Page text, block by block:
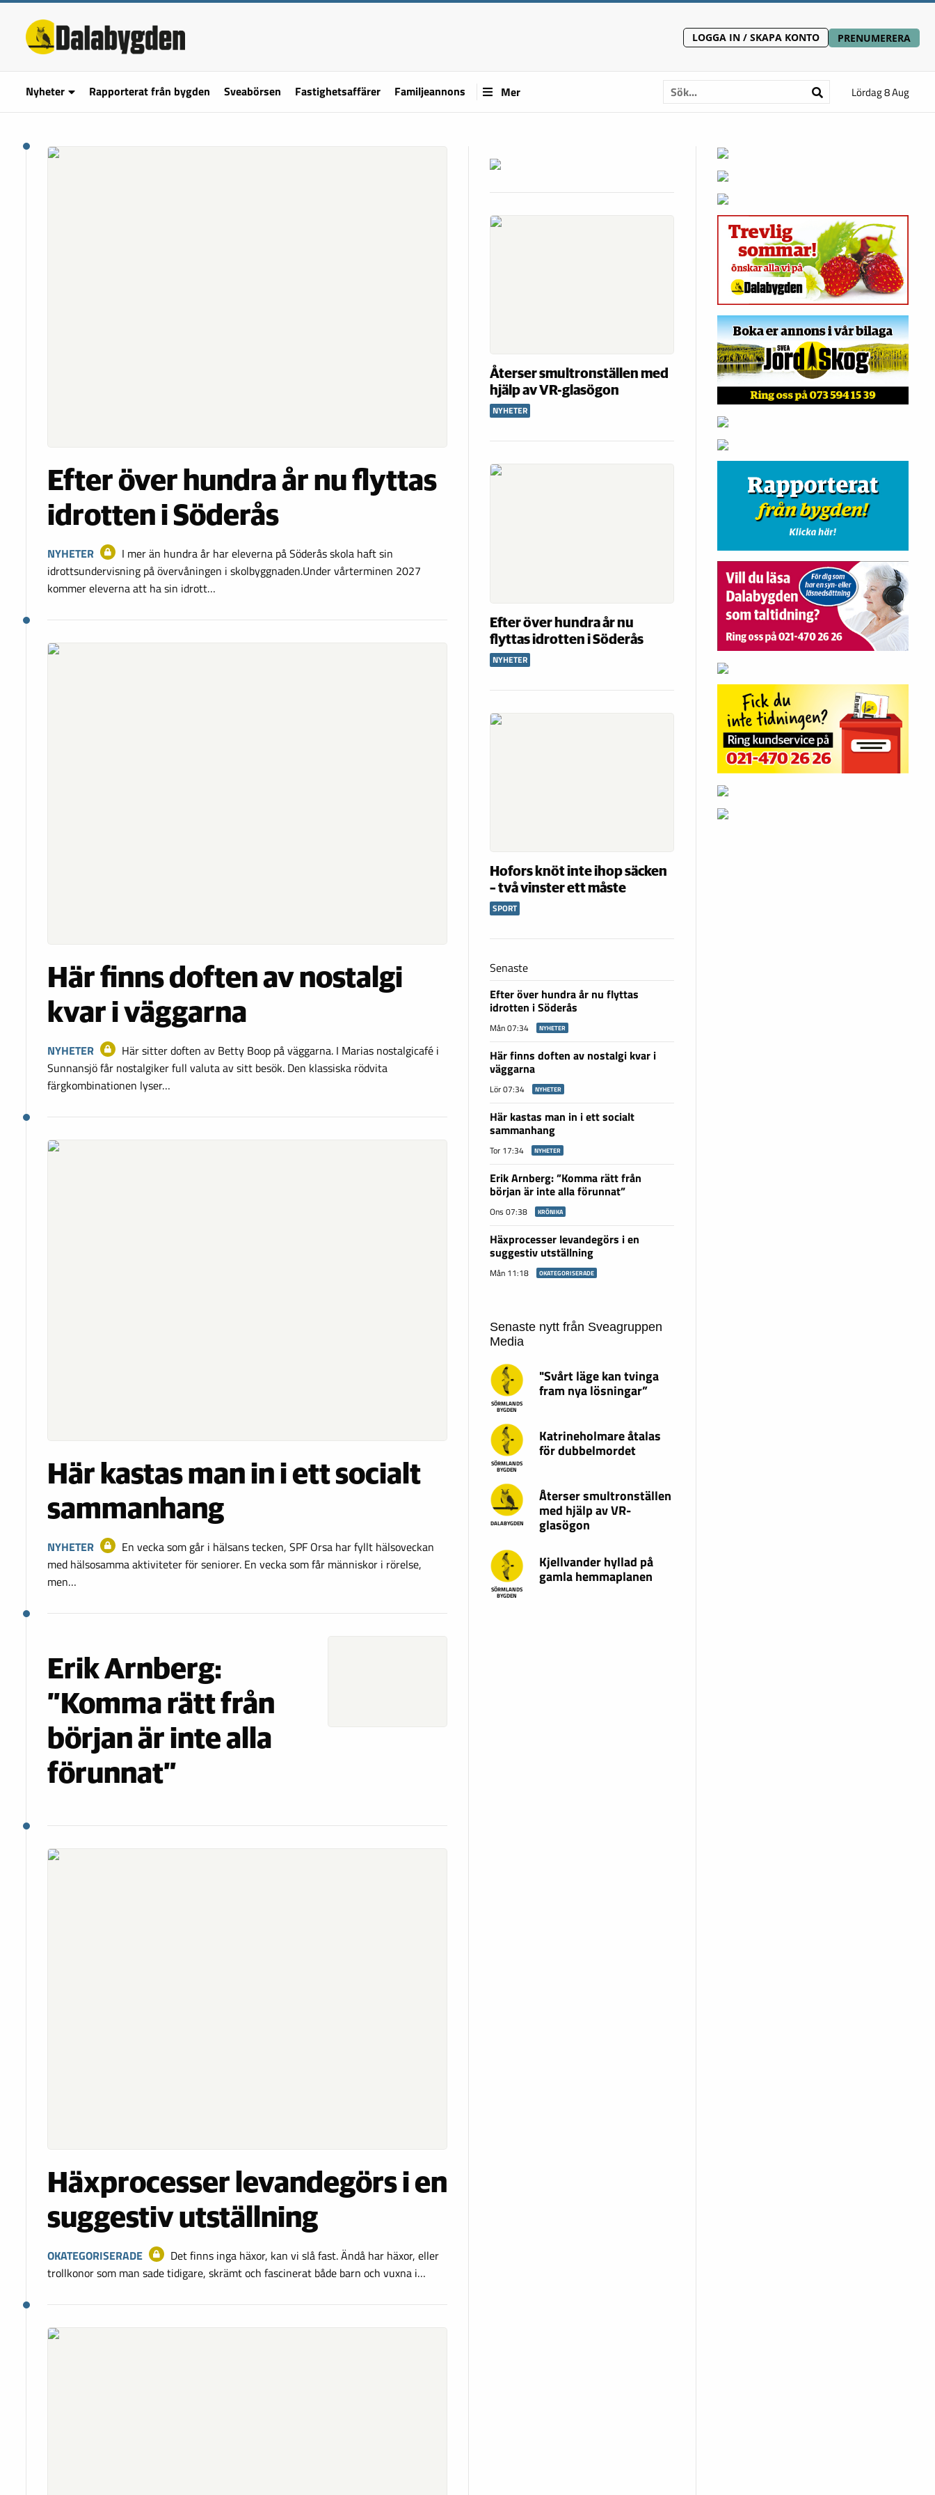
LOGGA IN / SKAPA KONTO PRENUMERERA
Nyheter Rapporterat från bygden Sveabörsen Fastighetsaffärer Familjeannons Mer Lördag 8 Aug
Efter över hundra år nu flyttas
idrotten i Söderås
NYHETER
I mer än hundra år har eleverna på Söderås skola haft sin
idrottsundervisning på övervåningen i skolbyggnaden.Under vårterminen 2027
kommer eleverna att ha sin idrott…
Här finns doften av nostalgi
kvar i väggarna
NYHETER
Här sitter doften av Betty Boop på väggarna. I Marias nostalgicafé i
Sunnansjö får nostalgiker full valuta av sitt besök. Den klassiska rödvita
färgkombinationen lyser…
Här kastas man in i ett socialt
sammanhang
NYHETER
En vecka som går i hälsans tecken, SPF Orsa har fyllt hälsoveckan
med hälsosamma aktiviteter för seniorer. En vecka som får människor i rörelse,
men…
Erik Arnberg:
”Komma rätt från
början är inte alla
förunnat”
Häxprocesser levandegörs i en
suggestiv utställning
OKATEGORISERADE
Det finns inga häxor, kan vi slå fast. Ändå har häxor, eller
trollkonor som man sade tidigare, skrämt och fascinerat både barn och vuxna i…
Återser smultronställen med
hjälp av VR-glasögon
NYHETER
Efter över hundra år nu
flyttas idrotten i Söderås
NYHETER
Hofors knöt inte ihop säcken
– två vinster ett måste
SPORT
Senaste
Efter över hundra år nu flyttas
idrotten i Söderås
Mån 07:34 NYHETER
Här finns doften av nostalgi kvar i
väggarna
Lör 07:34 NYHETER
Här kastas man in i ett socialt
sammanhang
Tor 17:34 NYHETER
Erik Arnberg: ”Komma rätt från
början är inte alla förunnat”
Ons 07:38 KRÖNIKA
Häxprocesser levandegörs i en
suggestiv utställning
Mån 11:18 OKATEGORISERADE
Senaste nytt från Sveagruppen
Media
SÖRMLANDS
BYGDEN
"Svårt läge kan tvinga
fram nya lösningar”
SÖRMLANDS
BYGDEN
Katrineholmare åtalas
för dubbelmordet
DALABYGDEN
Återser smultronställen
med hjälp av VR-
glasögon
SÖRMLANDS
BYGDEN
Kjellvander hyllad på
gamla hemmaplanen